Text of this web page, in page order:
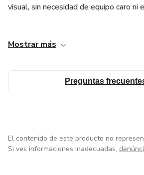
Este curso es 100% práctico y te
publicar.
clave del marketing moderno! 💥
visual, sin necesidad de equipo caro ni
empresa mexicana enfocada en ayudar
estratégicas en bienes raíces. Todo lo
basado en la experiencia real de
cero, automatizar ventas, y usar el
📹 Aquí aprenderás lo que me tomó
semanas.
Mostrar más
Preguntas
El contenido de este producto no
Si ves informaciones inadecuadas,